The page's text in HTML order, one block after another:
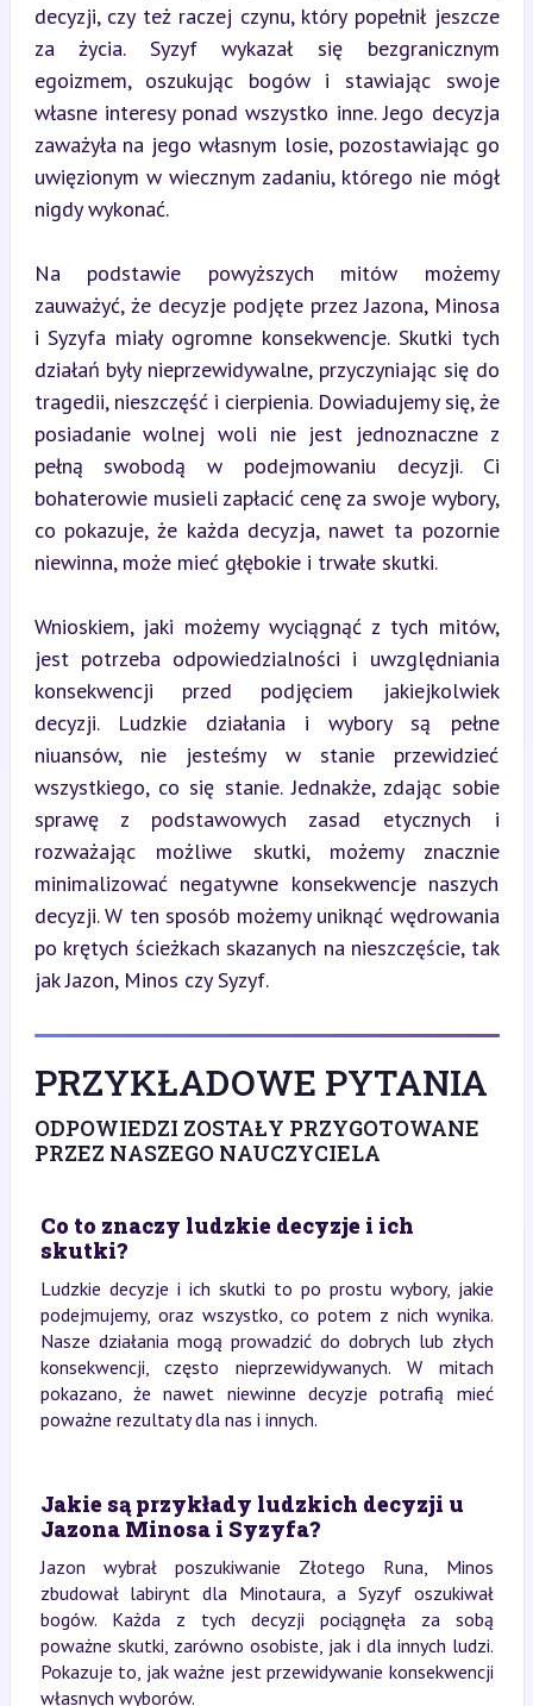
decyzji, czy też raczej czynu, który popełnił jeszcze
za życia. Syzyf wykazał się bezgranicznym
egoizmem, oszukując bogów i stawiając swoje
własne interesy ponad wszystko inne. Jego decyzja
zaważyła na jego własnym losie, pozostawiając go
uwięzionym w wiecznym zadaniu, którego nie mógł
nigdy wykonać.
Na podstawie powyższych mitów możemy
zauważyć, że decyzje podjęte przez Jazona, Minosa
i Syzyfa miały ogromne konsekwencje. Skutki tych
działań były nieprzewidywalne, przyczyniając się do
tragedii, nieszczęść i cierpienia. Dowiadujemy się, że
posiadanie wolnej woli nie jest jednoznaczne z
pełną swobodą w podejmowaniu decyzji. Ci
bohaterowie musieli zapłacić cenę za swoje wybory,
co pokazuje, że każda decyzja, nawet ta pozornie
niewinna, może mieć głębokie i trwałe skutki.
Wnioskiem, jaki możemy wyciągnąć z tych mitów,
jest potrzeba odpowiedzialności i uwzględniania
konsekwencji przed podjęciem jakiejkolwiek
decyzji. Ludzkie działania i wybory są pełne
niuansów, nie jesteśmy w stanie przewidzieć
wszystkiego, co się stanie. Jednakże, zdając sobie
sprawę z podstawowych zasad etycznych i
rozważając możliwe skutki, możemy znacznie
minimalizować negatywne konsekwencje naszych
decyzji. W ten sposób możemy uniknąć wędrowania
po krętych ścieżkach skazanych na nieszczęście, tak
jak Jazon, Minos czy Syzyf.
PRZYKŁADOWE PYTANIA
ODPOWIEDZI ZOSTAŁY PRZYGOTOWANE
PRZEZ NASZEGO NAUCZYCIELA
Co to znaczy ludzkie decyzje i ich
skutki?
Ludzkie decyzje i ich skutki to po prostu wybory, jakie
podejmujemy, oraz wszystko, co potem z nich wynika.
Nasze działania mogą prowadzić do dobrych lub złych
konsekwencji, często nieprzewidywanych. W mitach
pokazano, że nawet niewinne decyzje potrafią mieć
poważne rezultaty dla nas i innych.
Jakie są przykłady ludzkich decyzji u
Jazona Minosa i Syzyfa?
Jazon wybrał poszukiwanie Złotego Runa, Minos
zbudował labirynt dla Minotaura, a Syzyf oszukiwał
bogów. Każda z tych decyzji pociągnęła za sobą
poważne skutki, zarówno osobiste, jak i dla innych ludzi.
Pokazuje to, jak ważne jest przewidywanie konsekwencji
własnych wyborów.